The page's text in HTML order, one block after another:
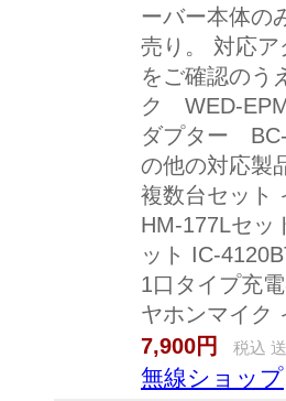
ーバー本体の
売り。 対応
をご確認の
ク WED-
ダプター
の他の対応製
複数台セット
HM-177Lセッ
ット IC-
1口タイプ充
ヤホンマイク
7,900円
税込
無線ショップ